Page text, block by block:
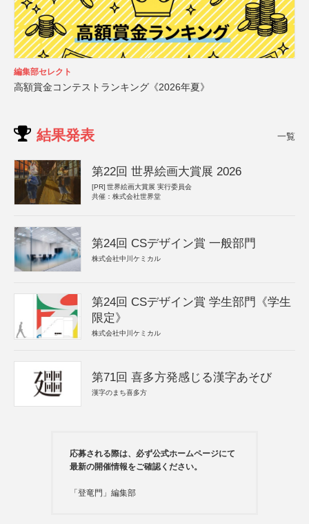
編集部セレクト
高額賞金コンテストランキング《2026年夏》
結果発表 一覧
第22回 世界絵画大賞展 2026
[PR] 世界絵画大賞展 実行委員会
共催：株式会社世界堂
第24回 CSデザイン賞 一般部門
株式会社中川ケミカル
第24回 CSデザイン賞 学生部門《学生
限定》
株式会社中川ケミカル
第71回 喜多方発感じる漢字あそび
漢字のまち喜多方
応募される際は、必ず公式ホームページにて
最新の開催情報をご確認ください。
「登竜門」編集部